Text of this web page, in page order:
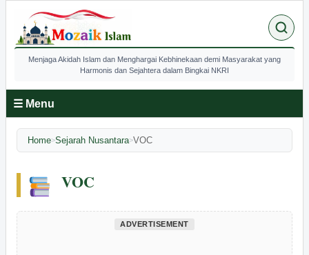
Menjaga Akidah Islam dan Menghargai Kebhinekaan demi Masyarakat yang
Harmonis dan Sejahtera dalam Bingkai NKRI
☰ Menu
Home>Sejarah Nusantara>VOC
VOC
ADVERTISEMENT